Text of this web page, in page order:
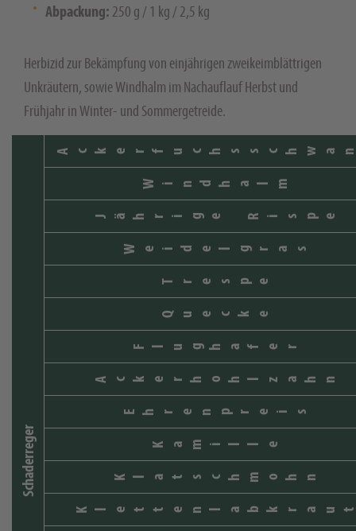
Abpackung: 250 g / 1 kg / 2,5 kg
Herbizid zur Bekämpfung von einjährigen zweikeimblättrigen
Unkräutern, sowie Windhalm im Nachauflauf Herbst und
Frühjahr in Winter- und Sommergetreide.
Schaderreger Klatschmohn
Kamille
Ehrenpreis
Ackerhohlzahn
Flughafer
Quecke
Trespe
Weidelgras
Jährige Rispe
Windhalm